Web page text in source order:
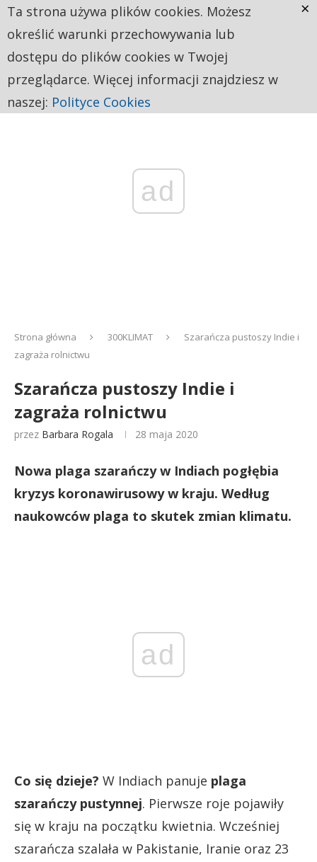
ad
Strona główna 300KLIMAT
Szarańcza pustoszy Indie i
zagraża rolnictwu
Szarańcza pustoszy Indie i
zagraża rolnictwu
przez Barbara Rogala 28 maja 2020
Nowa plaga szarańczy w Indiach pogłębia
kryzys koronawirusowy w kraju. Według
naukowców plaga to skutek zmian klimatu.
ad
Co się dzieje? W Indiach panuje plaga
szarańczy pustynnej. Pierwsze roje pojawiły
się w kraju na początku kwietnia. Wcześniej
szarańcza szalała w Pakistanie, Iranie oraz 23
Ta strona używa plików cookies. Możesz
określić warunki przechowywania lub
dostępu do plików cookies w Twojej
przeglądarce. Więcej informacji znajdziesz w
naszej: Polityce Cookies
×